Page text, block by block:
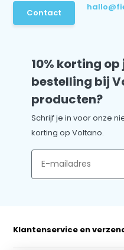
Contact
10% korting op
bestelling bij
producten?
Schrijf je in voor onze
korting op Voltano.
Email
Klantenservice en